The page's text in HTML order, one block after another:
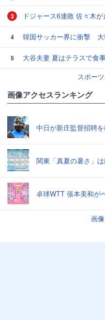
3 ドジャース6連敗 佐々木が
4 韓国サッカー界に衝撃 大韓サッカー協会
5
大谷夫妻 夏はテラスで食
スポー
画像アクセスランキング
中日が新庄監督招聘
関東「真夏の暑さ」
卓球WTT 張本美和が
画